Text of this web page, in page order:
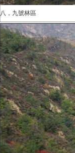
八，九號林區